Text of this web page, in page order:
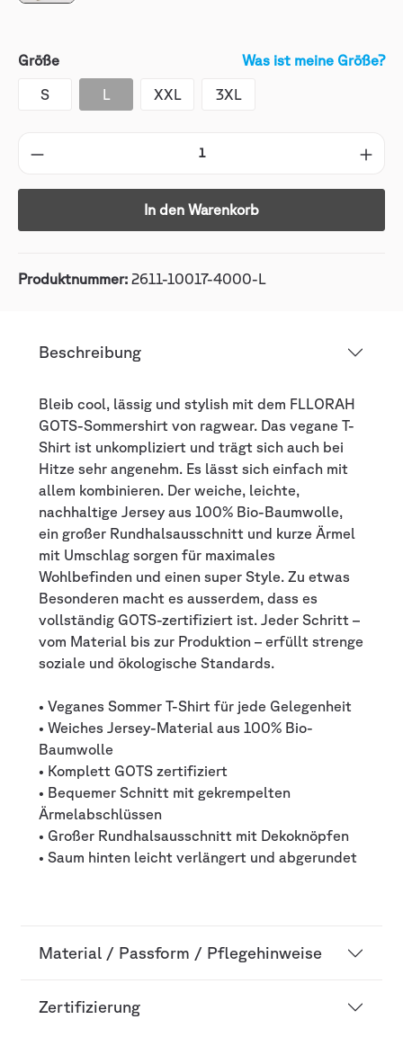
Größe Was ist meine Größe?
S L XXL 3XL
In den Warenkorb
Produktnummer: 2611-10017-4000-L
Beschreibung
Bleib cool, lässig und stylish mit dem FLLORAH
GOTS-Sommershirt von ragwear. Das vegane T-
Shirt ist unkompliziert und trägt sich auch bei
Hitze sehr angenehm. Es lässt sich einfach mit
allem kombinieren. Der weiche, leichte,
nachhaltige Jersey aus 100% Bio-Baumwolle,
ein großer Rundhalsausschnitt und kurze Ärmel
mit Umschlag sorgen für maximales
Wohlbefinden und einen super Style. Zu etwas
Besonderen macht es ausserdem, dass es
vollständig GOTS-zertifiziert ist. Jeder Schritt –
vom Material bis zur Produktion – erfüllt strenge
soziale und ökologische Standards.
• Veganes Sommer T-Shirt für jede Gelegenheit
• Weiches Jersey-Material aus 100% Bio-
Baumwolle
• Komplett GOTS zertifiziert
• Bequemer Schnitt mit gekrempelten
Ärmelabschlüssen
• Großer Rundhalsausschnitt mit Dekoknöpfen
• Saum hinten leicht verlängert und abgerundet
Material / Passform / Pflegehinweise
Zertifizierung